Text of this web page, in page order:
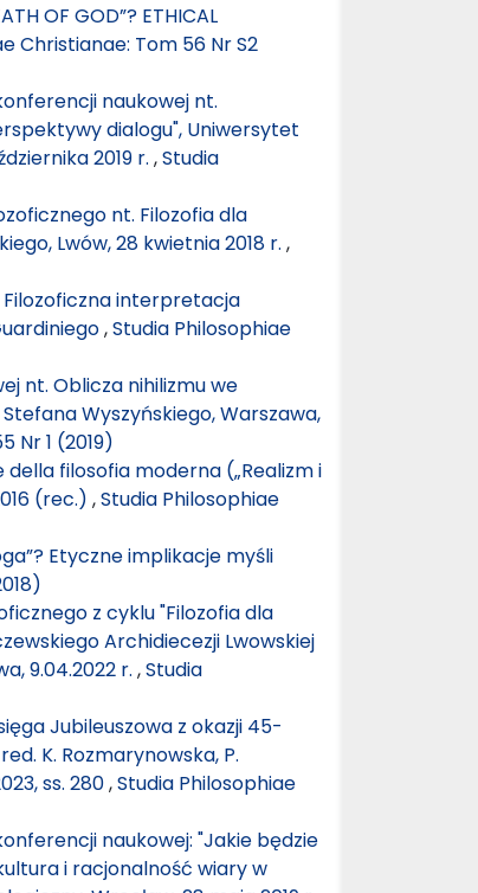
OF GOD”? ETHICAL
Christianae: Tom 56 Nr S2
naukowej nt.
dialogu", Uniwersytet
2019 r. ,Studia
nt. Filozofia dla
Lwów, 28 kwietnia 2018 r. ,
interpretacja
,Studia Philosophiae
nt. Oblicza nihilizmu we
Wyszyńskiego, Warszawa,
Nr 1 (2019)
filosofia moderna („Realizm i
(rec.) ,Studia Philosophiae
Etyczne implikacje myśli
z cyklu "Filozofia dla
Archidiecezji Lwowskiej
9.04.2022 r. ,Studia
Jubileuszowa z okazji 45-
K. Rozmarynowska, P.
ss. 280,Studia Philosophiae
naukowej: "Jakie będzie
i racjonalność wiary w